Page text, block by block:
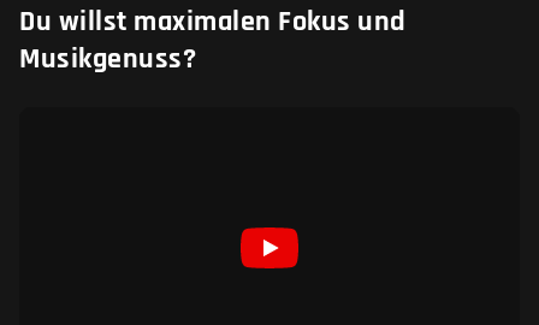
Du willst maximalen Fokus und
Musikgenuss?